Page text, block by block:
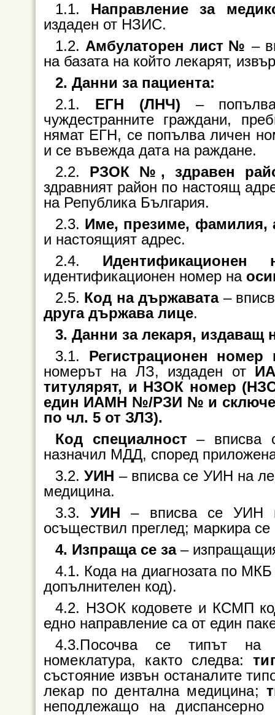
1.1. Направление за
издаден от НЗИС.
1.2. Амбулаторен лист № –
на базата на който лекарят,
2. Данни за пациента:
2.1. ЕГН (ЛНЧ) –
чуждестранните граждани,
нямат ЕГН, се попълва личен
и се въвежда дата на раждане.
2.2. РЗОК №, здравен
здравният район по настоящ
на Република България.
2.3. Име, презиме, фамилия,
и настоящият адрес.
2.4. Идентификационен
идентификационен номер на
2.5. Код на държавата–
друга държава лице.
3. Данни за лекаря, издаващ
3.1. Регистрационен номер
номерът на ЛЗ, издаден от
титулярят, и НЗОК номер
един ИАМН №/РЗИ № и
по чл. 5 от ЗЛЗ).
Код специалност– вписва
назначил МДД, според
3.2. УИН – вписва се УИН на
медицина.
3.3. УИН – вписва се УИН
осъществил преглед; маркира се
4. Изпраща се за–
4.1. Кода на диагнозата по
допълнителен код).
4.2. НЗОК кодовете и КСМП
едно направление са от един
4.3.Посочва се типът на
номеклатура, както следва:
състояние извън останалите
лекар по дентална медицина;
неподлежащо на